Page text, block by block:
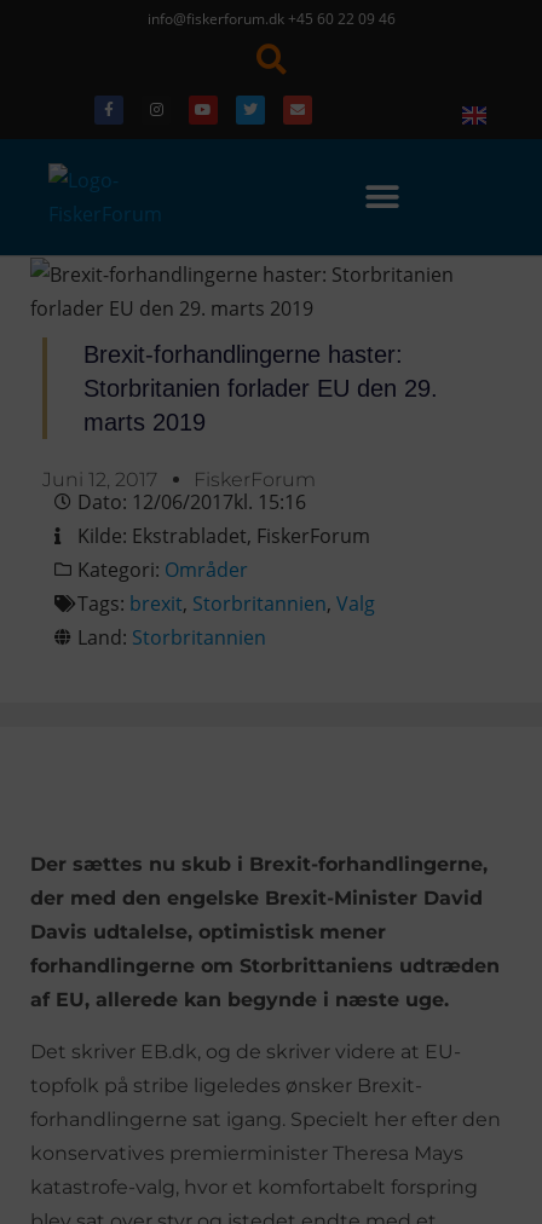
info@fiskerforum.dk +45 60 22 09 46
Brexit-forhandlingerne haster:
Storbritanien forlader EU den 29.
marts 2019
Juni 12, 2017 FiskerForum
Dato: 12/06/2017kl. 15:16
Kilde: Ekstrabladet, FiskerForum
Kategori: Områder
Tags: brexit, Storbritannien, Valg
Land: Storbritannien
Der sættes nu skub i Brexit-forhandlingerne,
der med den engelske Brexit-Minister David
Davis udtalelse, optimistisk mener
forhandlingerne om Storbrittaniens udtræden
af EU, allerede kan begynde i næste uge.
Det skriver EB.dk, og de skriver videre at EU-
topfolk på stribe ligeledes ønsker Brexit-
forhandlingerne sat igang. Specielt her efter den
konservatives premierminister Theresa Mays
katastrofe-valg, hvor et komfortabelt forspring